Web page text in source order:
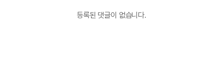
등록된 댓글이 없습니다.